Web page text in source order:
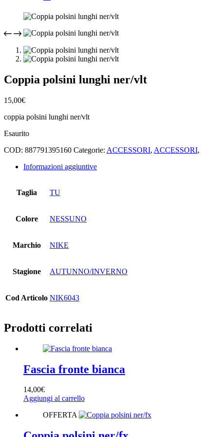
Coppia polsini lunghi ner/vlt
15,00€
coppia polsini lunghi ner/vlt
Esaurito
COD: 887791395160 Categorie: ACCESSORI, ACCESSORI,
Informazioni aggiuntive
Taglia TU
Colore NESSUNO
Marchio NIKE
Stagione AUTUNNO/INVERNO
Cod Articolo NIK6043
Prodotti correlati
Fascia fronte bianca
14,00€
Aggiungi al carrello
OFFERTA